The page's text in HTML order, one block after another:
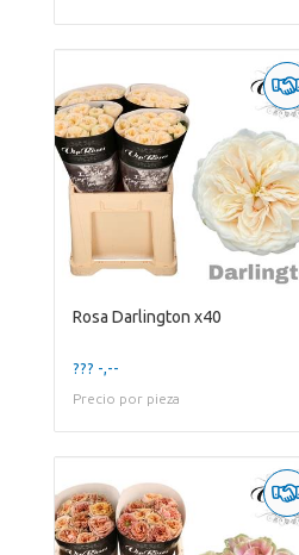
Rosa Darlington x40
??? -,--
Precio por pieza